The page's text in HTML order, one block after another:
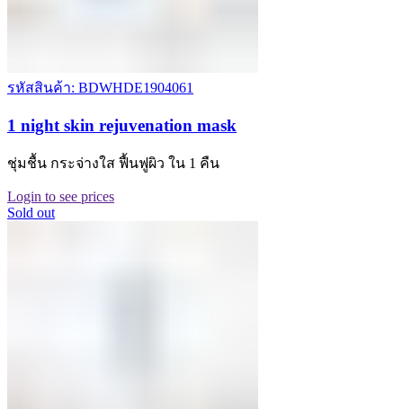
รหัสสินค้า: BDWHDE1904061
1 night skin rejuvenation mask
ชุ่มชื้น กระจ่างใส ฟื้นฟูผิว ใน 1 คืน
Login to see prices
Sold out